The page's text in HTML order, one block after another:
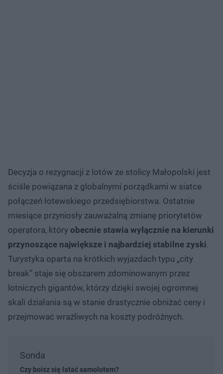
Decyzja o rezygnacji z lotów ze stolicy Małopolski jest
ściśle powiązana z globalnymi porządkami w siatce
połączeń łotewskiego przedsiębiorstwa. Ostatnie
miesiące przyniosły zauważalną zmianę priorytetów
operatora, który obecnie stawia wyłącznie na kierunki
przynoszące największe i najbardziej stabilne zyski.
Turystyka oparta na krótkich wyjazdach typu „city
break” staje się obszarem zdominowanym przez
lotniczych gigantów, którzy dzięki swojej ogromnej
skali działania są w stanie drastycznie obniżać ceny i
przejmować wrażliwych na koszty podróżnych.
Sonda
Czy boisz się latać samolotem?